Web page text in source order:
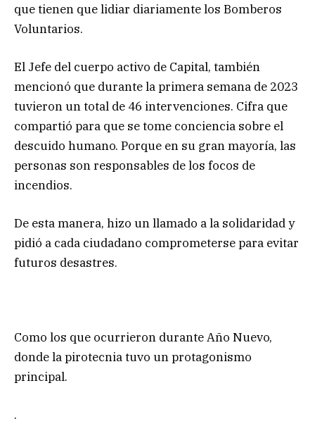
que tienen que lidiar diariamente los Bomberos
Voluntarios.
El Jefe del cuerpo activo de Capital, también
mencionó que durante la primera semana de 2023
tuvieron un total de 46 intervenciones. Cifra que
compartió para que se tome conciencia sobre el
descuido humano. Porque en su gran mayoría, las
personas son responsables de los focos de
incendios.
De esta manera, hizo un llamado a la solidaridad y
pidió a cada ciudadano comprometerse para evitar
futuros desastres.
Como los que ocurrieron durante Año Nuevo,
donde la pirotecnia tuvo un protagonismo
principal.
.